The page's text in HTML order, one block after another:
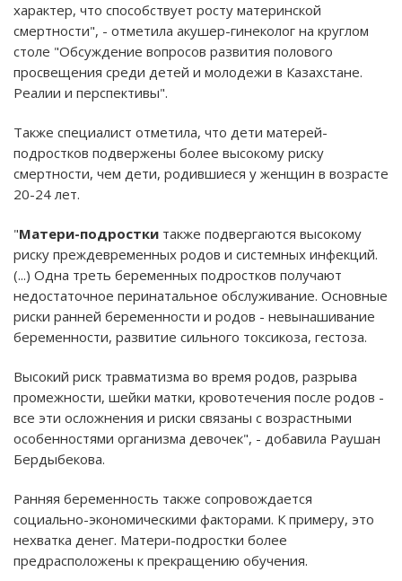
характер, что способствует росту материнской
смертности", - отметила акушер-гинеколог на круглом
столе "Обсуждение вопросов развития полового
просвещения среди детей и молодежи в Казахстане.
Реалии и перспективы".
Также специалист отметила, что дети матерей-
подростков подвержены более высокому риску
смертности, чем дети, родившиеся у женщин в возрасте
20-24 лет.
"Матери-подростки также подвергаются высокому
риску преждевременных родов и системных инфекций.
(...) Одна треть беременных подростков получают
недостаточное перинатальное обслуживание. Основные
риски ранней беременности и родов - невынашивание
беременности, развитие сильного токсикоза, гестоза.
Высокий риск травматизма во время родов, разрыва
промежности, шейки матки, кровотечения после родов -
все эти осложнения и риски связаны с возрастными
особенностями организма девочек", - добавила Раушан
Бердыбекова.
Ранняя беременность также сопровождается
социально-экономическими факторами. К примеру, это
нехватка денег. Матери-подростки более
предрасположены к прекращению обучения.